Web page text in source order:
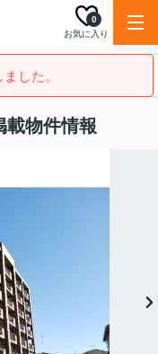
お気に入り
0
した。
載物件情報